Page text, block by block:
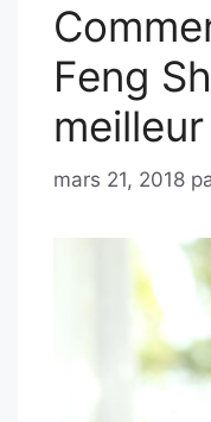
Feng
mars 21, 2018